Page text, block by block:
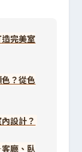
完美室
？從色
設計？
廳、臥